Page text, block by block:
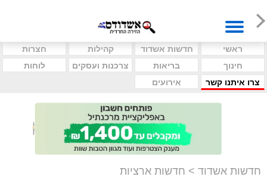
ראשי חדשות אשדוד קהילות
חצרות
חינוך
בריאות צרכנות ועסקים
לוחות
צרו איתנו קשר
אירועים
חדשות אשדוד > חדשות ארציות